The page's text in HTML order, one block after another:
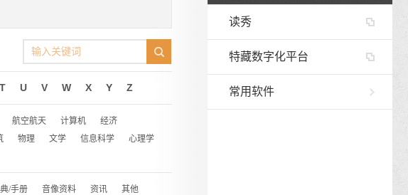
读秀
特藏数字化平台
常用软件
T U V W X Y Z
航空航天 计算机
经济
物理 文学 信息科学
心理学
/手册 音像资料 资讯 其他